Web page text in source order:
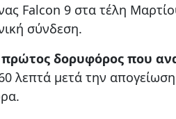
Falcon 9 στα τέλη
σύνδεση.
πρώτος δορυφόρος που
λεπτά μετά την